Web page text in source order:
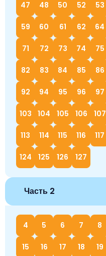
47 48 50 52 53
59 60 61 62 64
71 72 73 74 75
82 83 84 85 86
92 94 95 96 97
103 104 105 106 107
113 114 115 116 117
124 125 126 127
Часть 2
4 5 6 7 8
15 16 17 18 19